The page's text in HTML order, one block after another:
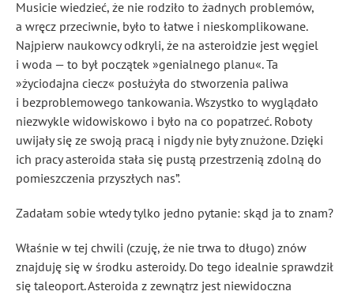
Musicie wiedzieć, że nie rodziło to żadnych problemów,
a wręcz przeciwnie, było to łatwe i nieskomplikowane.
Najpierw naukowcy odkryli, że na asteroidzie jest węgiel
i woda — to był początek »genialnego planu«. Ta
»życiodajna ciecz« posłużyła do stworzenia paliwa
i bezproblemowego tankowania. Wszystko to wyglądało
niezwykle widowiskowo i było na co popatrzeć. Roboty
uwijały się ze swoją pracą i nigdy nie były znużone. Dzięki
ich pracy asteroida stała się pustą przestrzenią zdolną do
pomieszczenia przyszłych nas”.
Zadałam sobie wtedy tylko jedno pytanie: skąd ja to znam?
Właśnie w tej chwili (czuję, że nie trwa to długo) znów
znajduję się w środku asteroidy. Do tego idealnie sprawdził
się taleoport. Asteroida z zewnątrz jest niewidoczna